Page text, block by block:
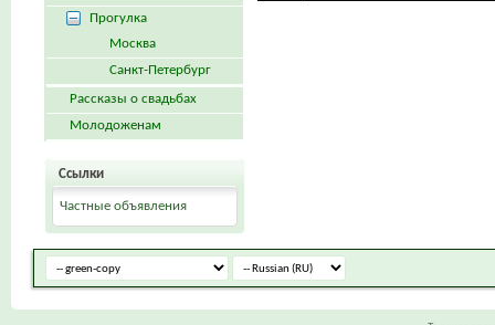
Прогулка
Москва
Санкт-Петербург
Рассказы о свадьбах
Молодоженам
Ссылки
Частные объявления